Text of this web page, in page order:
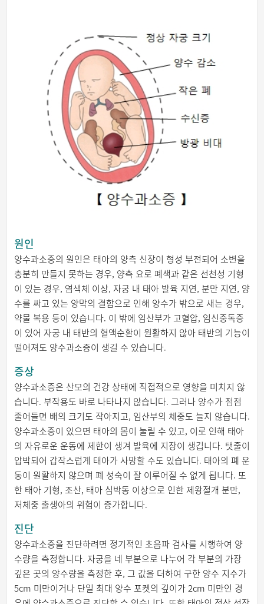
원인
양수과소증의 원인은 태아의 양측 신장이 형성 부전되어 소변을
충분히 만들지 못하는 경우, 양측 요로 폐색과 같은 선천성 기형
이 있는 경우, 염색체 이상, 자궁 내 태아 발육 지연, 분만 지연, 양
수를 싸고 있는 양막의 결함으로 인해 양수가 밖으로 새는 경우,
약물 복용 등이 있습니다. 이 밖에 임산부가 고혈압, 임신중독증
이 있어 자궁 내 태반의 혈액순환이 원활하지 않아 태반의 기능이
떨어져도 양수과소증이 생길 수 있습니다.
증상
양수과소증은 산모의 건강 상태에 직접적으로 영향을 미치지 않
습니다. 부작용도 바로 나타나지 않습니다. 그러나 양수가 점점
줄어들면 배의 크기도 작아지고, 임산부의 체중도 늘지 않습니다.
양수과소증이 있으면 태아의 몸이 눌릴 수 있고, 이로 인해 태아
의 자유로운 운동에 제한이 생겨 발육에 지장이 생깁니다. 탯줄이
압박되어 갑작스럽게 태아가 사망할 수도 있습니다. 태아의 폐 운
동이 원활하지 않으며 폐 성숙이 잘 이루어질 수 없게 됩니다. 또
한 태아 기형, 조산, 태아 심박동 이상으로 인한 제왕절개 분만,
저체중 출생아의 위험이 증가합니다.
진단
양수과소증을 진단하려면 정기적인 초음파 검사를 시행하여 양
수량을 측정합니다. 자궁을 네 부분으로 나누어 각 부분의 가장
깊은 곳의 양수량을 측정한 후, 그 값을 더하여 구한 양수 지수가
5cm 미만이거나 단일 최대 양수 포켓의 깊이가 2cm 미만인 경